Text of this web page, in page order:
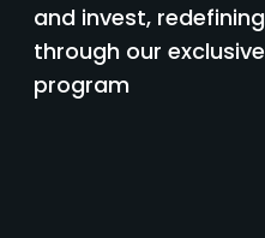
and invest,
through our
program